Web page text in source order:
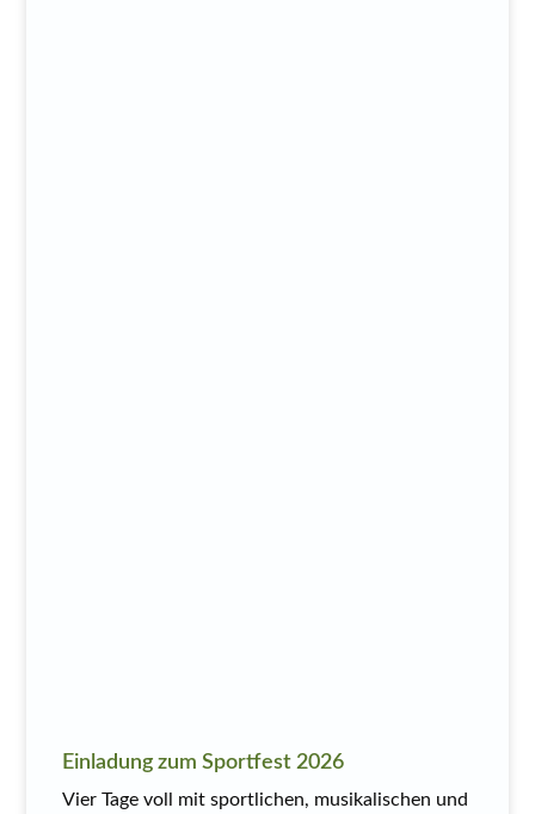
Einladung zum Sportfest 2026
Vier Tage voll mit sportlichen, musikalischen und